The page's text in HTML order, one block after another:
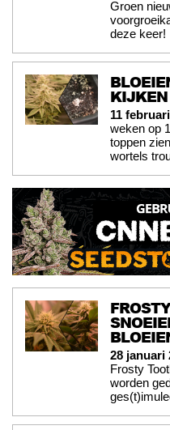
Groen
deze keer!
KIJKEN
11
weken op
toppen
wortels
28 januari
Frosty
worden